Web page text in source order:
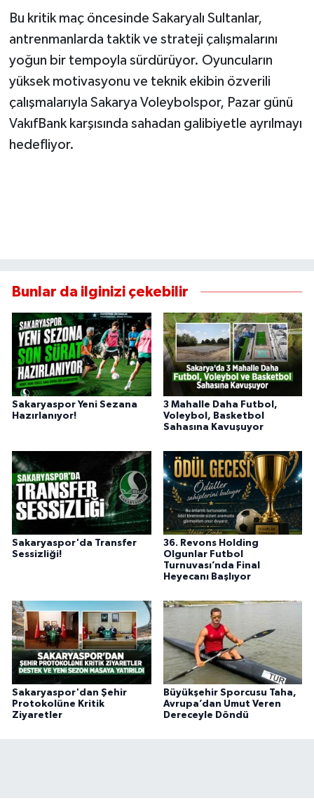
Bu kritik maç öncesinde Sakaryalı Sultanlar,
antrenmanlarda taktik ve strateji çalışmalarını
yoğun bir tempoyla sürdürüyor. Oyuncuların
yüksek motivasyonu ve teknik ekibin özverili
çalışmalarıyla Sakarya Voleybolspor, Pazar günü
VakıfBank karşısında sahadan galibiyetle ayrılmayı
hedefliyor.
Bunlar da ilginizi çekebilir
Sakaryaspor Yeni Sezana
Hazırlanıyor!
3 Mahalle Daha Futbol,
Voleybol, Basketbol
Sahasına Kavuşuyor
Sakaryaspor'da Transfer
Sessizliği!
36. Revons Holding
Olgunlar Futbol
Turnuvası’nda Final
Heyecanı Başlıyor
Sakaryaspor'dan Şehir
Protokolüne Kritik
Ziyaretler
Büyükşehir Sporcusu Taha,
Avrupa’dan Umut Veren
Dereceyle Döndü